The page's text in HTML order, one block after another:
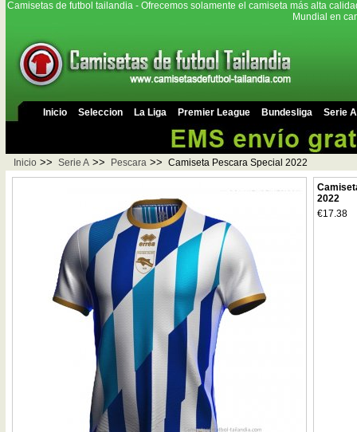
Camisetas de futbol tailandia - Ofrecemos solamente el camiseta más alta
Mundial en
Inicio Seleccion La Liga Premier League Bundesliga Serie A
Inicio >> Serie A >> Pescara >> Camiseta Pescara Special 2022
2022
€17.38